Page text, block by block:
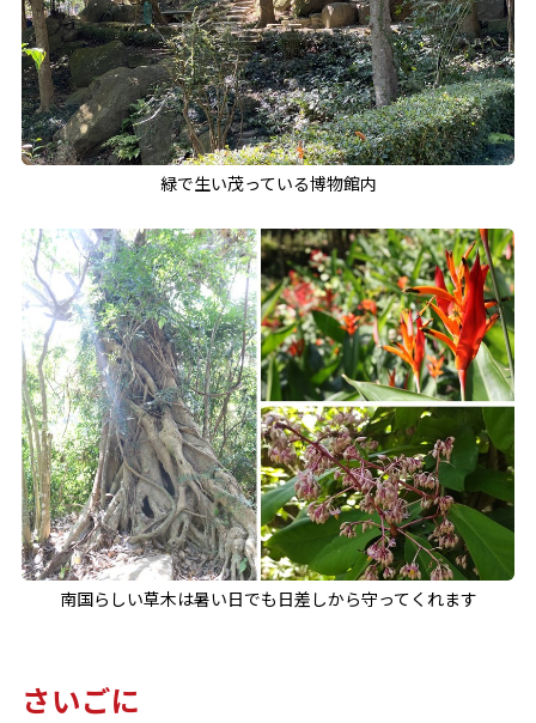
緑で生い茂っている博物館内
南国らしい草木は暑い日でも日差しから守ってくれます
さいごに